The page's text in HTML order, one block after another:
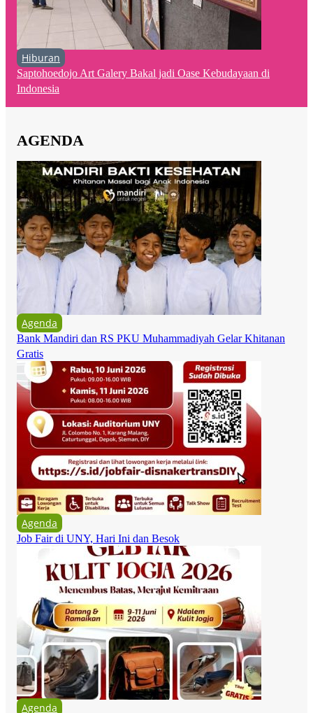
Hiburan
Saptohoedojo Art Galery Bakal jadi Oase Kebudayaan di
Indonesia
AGENDA
Agenda
Bank Mandiri dan RS PKU Muhammadiyah Gelar Khitanan
Gratis
Agenda
Job Fair di UNY, Hari Ini dan Besok
Agenda